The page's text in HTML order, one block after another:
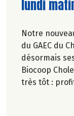
lundi
Notre
du GAEC du
désormais
Biocoop
très tôt :